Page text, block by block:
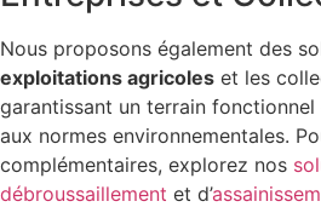
Nous proposons également des
exploitations agricoles et les
garantissant un terrain
aux normes environnementales.
complémentaires, explorez nos
débroussaillement et d’